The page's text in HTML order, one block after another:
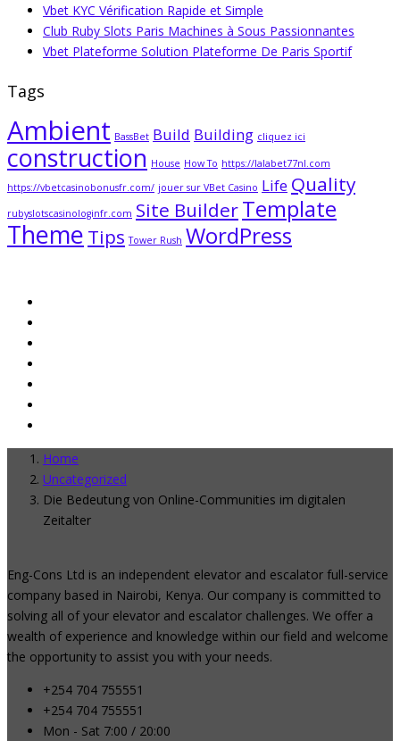
Vbet KYC Vérification Rapide et Simple
Club Ruby Slots Paris Machines à Sous Passionnantes
Vbet Plateforme Solution Plateforme De Paris Sportif
Tags
Ambient BassBet Build Building cliquez ici
construction House How To https://lalabet77nl.com
https://vbetcasinobonusfr.com/ jouer sur VBet Casino Life Quality
rubyslotscasinologinfr.com Site BuilderTemplate
Theme Tips Tower Rush WordPress
Home
Uncategorized
Die Bedeutung von Online-Communities im digitalen
Zeitalter
Eng-Cons Ltd is an independent elevator and escalator full-service
company based in Nairobi, Kenya. Our company is committed to
solving all of your elevator and escalator challenges. We offer a
wealth of experience and knowledge within our field and welcome
the opportunity to assist you with your needs.
+254 704 755551
+254 704 755551
Mon - Sat 7:00 / 20:00